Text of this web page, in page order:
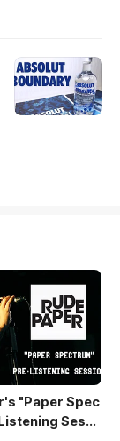
"Paper Spec
Sessi